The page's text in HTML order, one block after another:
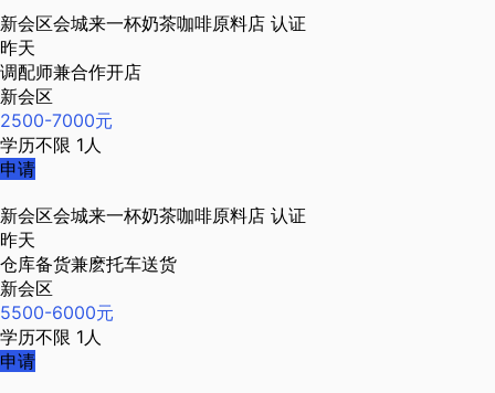
新会区会城来一杯奶茶咖啡原料店 认证
昨天
调配师兼合作开店
新会区
2500-7000元
学历不限 1人
申请
新会区会城来一杯奶茶咖啡原料店 认证
昨天
仓库备货兼麽托车送货
新会区
5500-6000元
学历不限 1人
申请